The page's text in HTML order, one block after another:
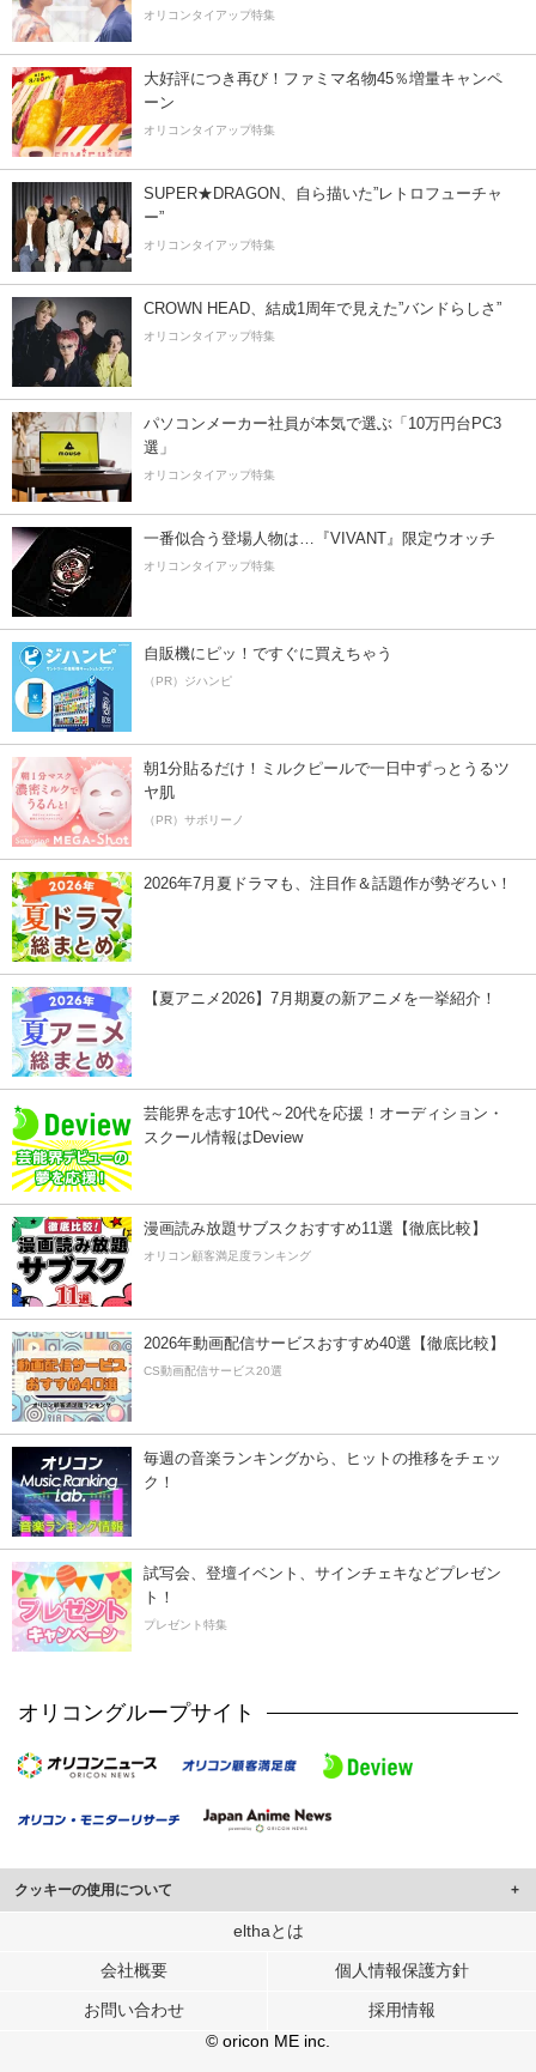
オリコンタイアップ特集
大好評につき再び！ファミマ名物45％増量キャンペ
ーン
オリコンタイアップ特集
SUPER★DRAGON、自ら描いた”レトロフューチャ
ー”
オリコンタイアップ特集
CROWN HEAD、結成1周年で見えた”バンドらしさ”
オリコンタイアップ特集
パソコンメーカー社員が本気で選ぶ「10万円台PC3
選」
オリコンタイアップ特集
一番似合う登場人物は…『VIVANT』限定ウオッチ
オリコンタイアップ特集
自販機にピッ！ですぐに買えちゃう
（PR）ジハンピ
朝1分貼るだけ！ミルクピールで一日中ずっとうるツ
ヤ肌
（PR）サボリーノ
2026年7月夏ドラマも、注目作＆話題作が勢ぞろい！
【夏アニメ2026】7月期夏の新アニメを一挙紹介！
芸能界を志す10代～20代を応援！オーディション・
スクール情報はDeview
漫画読み放題サブスクおすすめ11選【徹底比較】
オリコン顧客満足度ランキング
2026年動画配信サービスおすすめ40選【徹底比較】
CS動画配信サービス20選
毎週の音楽ランキングから、ヒットの推移をチェッ
ク！
試写会、登壇イベント、サインチェキなどプレゼン
ト！
プレゼント特集
オリコングループサイト
クッキーの使用について
このサイトでは Cookie を使用して、ユーザーに合わせたコンテンツや広告の
行っています。
メディアや広告配信、データ解析の各パートナーに提供しています。
各パートナーは、この情報とユーザーが各パートナーに提供した他の情報や、
ユーザーが各パートナーのサービスを使用したときに収集した他の情報を組み
elthaとは
会社概要 個人情報保護方針
お問い合わせ
採用情報
© oricon ME inc.